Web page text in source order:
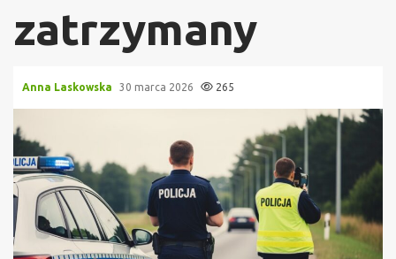
zatrzymany
Anna Laskowska 30 marca 2026 265